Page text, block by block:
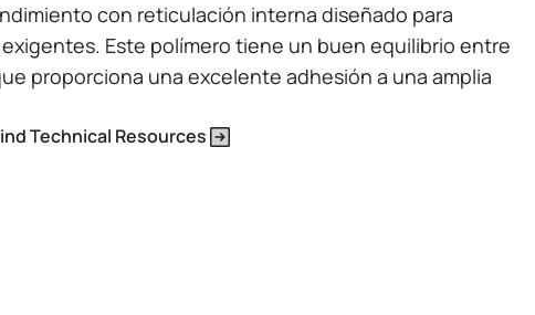
con reticulación interna diseñado para
Este polímero tiene un buen equilibrio entre
proporciona una excelente adhesión a una amplia
Technical Resources